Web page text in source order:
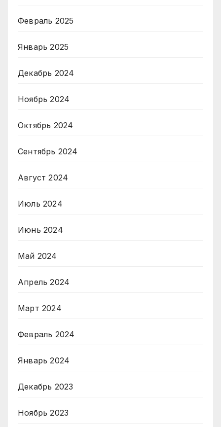
Февраль 2025
Январь 2025
Декабрь 2024
Ноябрь 2024
Октябрь 2024
Сентябрь 2024
Август 2024
Июль 2024
Июнь 2024
Май 2024
Апрель 2024
Март 2024
Февраль 2024
Январь 2024
Декабрь 2023
Ноябрь 2023